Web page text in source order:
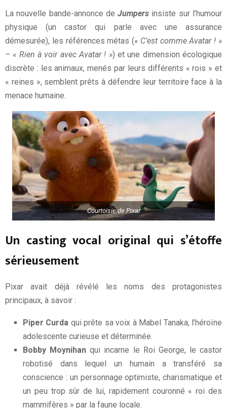
La nouvelle bande-annonce deJumpers insiste sur l’humour
physique (un castor qui parle avec une assurance
démesurée), les références métas (« C’est comme Avatar ! »
– « Rien à voir avec Avatar ! ») et une dimension écologique
discrète : les animaux, menés par leurs différents « rois » et
« reines », semblent prêts à défendre leur territoire face à la
menace humaine.
Courtoisie de Pixar
Un casting vocal original qui s’étoffe
sérieusement
Pixar avait déjà révélé les noms des protagonistes
principaux, à savoir :
Piper Curda qui prête sa voix à Mabel Tanaka, l’héroïne
adolescente curieuse et déterminée.
Bobby Moynihan qui incarne le Roi George, le castor
robotisé dans lequel un humain a transféré sa
conscience : un personnage optimiste, charismatique et
un peu trop sûr de lui, rapidement couronné « roi des
mammifères » par la faune locale.